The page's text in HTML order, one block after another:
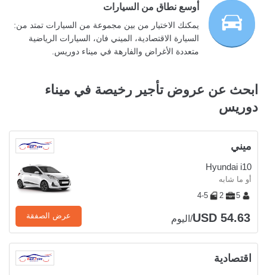
أوسع نطاق من السيارات
يمكنك الاختيار من بين مجموعة من السيارات تمتد من:
السيارة الاقتصادية، الميني فان، السيارات الرياضية
متعددة الأغراض والفارهة في ميناء دوريس.
ابحث عن عروض تأجير رخيصة في ميناء
دوريس
ميني
Hyundai i10
أو ما شابه
5
2
4-5
USD 54.63/اليوم عرض الصفقة
اقتصادية